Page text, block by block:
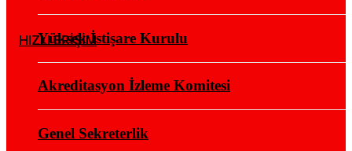
HIZLI ERİŞİM
Yüksek İstişare Kurulu
Akreditasyon İzleme Komitesi
Genel Sekreterlik